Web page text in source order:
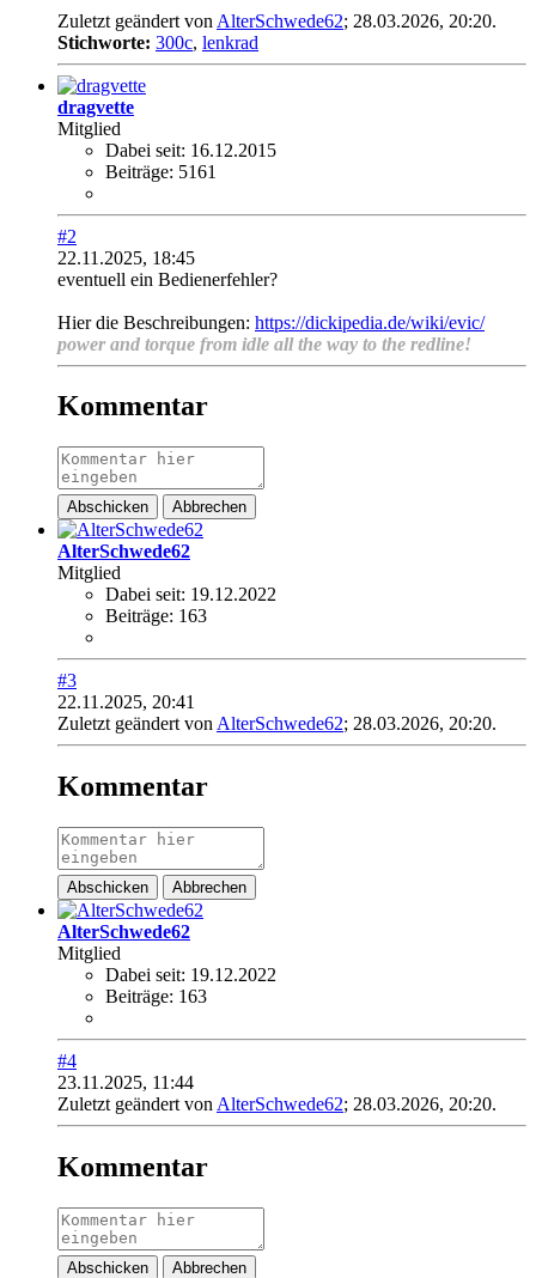
Zuletzt geändert von AlterSchwede62; 28.03.2026, 20:20.
Stichworte: 300c, lenkrad
dragvette
Mitglied
Dabei seit: 16.12.2015
Beiträge: 5161
#2
22.11.2025, 18:45
eventuell ein Bedienerfehler?
Hier die Beschreibungen: https://dickipedia.de/wiki/evic/
power and torque from idle all the way to the redline!
Kommentar
Abschicken Abbrechen
AlterSchwede62
Mitglied
Dabei seit: 19.12.2022
Beiträge: 163
#3
22.11.2025, 20:41
Zuletzt geändert von AlterSchwede62; 28.03.2026, 20:20.
Kommentar
Abschicken Abbrechen
AlterSchwede62
Mitglied
Dabei seit: 19.12.2022
Beiträge: 163
#4
23.11.2025, 11:44
Zuletzt geändert von AlterSchwede62; 28.03.2026, 20:20.
Kommentar
Abschicken Abbrechen